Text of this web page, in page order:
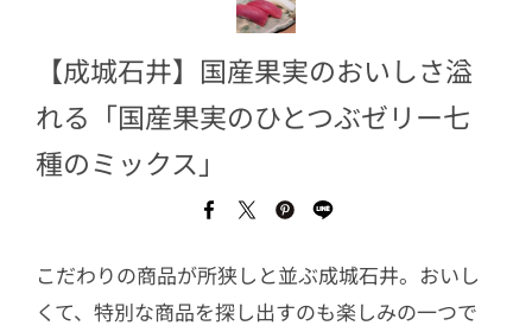
【成城石井】国産果実のおいしさ溢
れる「国産果実のひとつぶゼリー七
種のミックス」
こだわりの商品が所狭しと並ぶ成城石井。おいし
くて、特別な商品を探し出すのも楽しみの一つで